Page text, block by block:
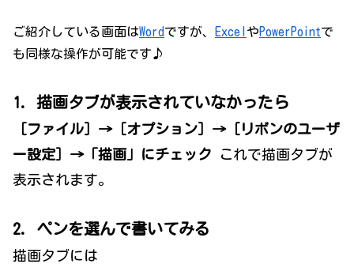
ご紹介している画面はWordですが、 Excel やPowerPointで
も同様な操作が可能です♪
1. 描画タブが表示されていなかったら
［ファイル］→［オプション］→［リボンのユーザ
ー設定］→「描画」にチェック これで描画タブが
表示されます。
2. ペンを選んで書いてみる
描画タブには